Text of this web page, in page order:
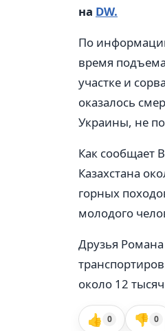
на DW.
По
время
участке и
оказалось
Украины, не
Как сообщает
Казахстана
горных
молодого
Друзья
около 12
👍 0 👎 0